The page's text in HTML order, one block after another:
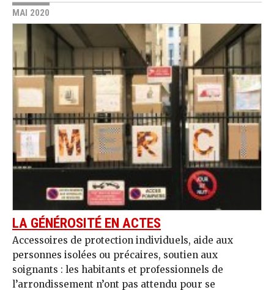
MAI 2020
LA GÉNÉROSITÉ EN ACTES
Accessoires de protection individuels, aide aux
personnes isolées ou précaires, soutien aux
soignants : les habitants et professionnels de
l’arrondissement n’ont pas attendu pour se